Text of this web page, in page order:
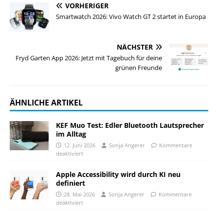
VORHERIGER
Smartwatch 2026: Vivo Watch GT 2 startet in Europa
NÄCHSTER
Fryd Garten App 2026: Jetzt mit Tagebuch für deine
grünen Freunde
ÄHNLICHE ARTIKEL
KEF Muo Test: Edler Bluetooth Lautsprecher
im Alltag
12. Juni 2026 Sonja Angerer
Kommentare
deaktiviert
Apple Accessibility wird durch KI neu
definiert
28. Mai 2026 Sonja Angerer
Kommentare
deaktiviert